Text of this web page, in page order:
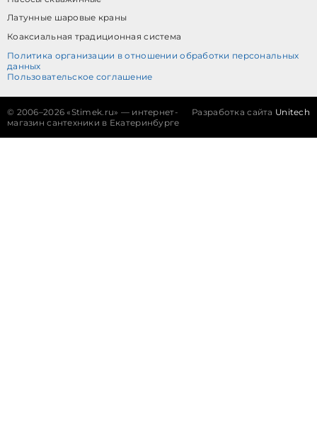
Латунные шаровые краны
Коаксиальная традиционная система
Политика организации в отношении обработки персональных
данных
Пользовательское соглашение
© 2006–2026 «Stimek.ru» — интернет-
магазин сантехники в Екатеринбурге
Разработка сайта Unitech